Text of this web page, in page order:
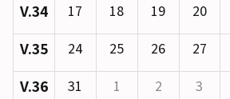
V.34 17 18 19 20
V.35 24 25 26 27
V.36 31 1 2 3